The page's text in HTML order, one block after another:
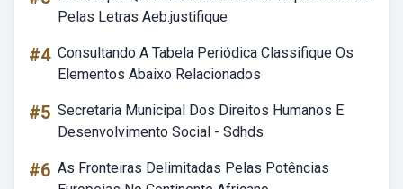
Pelas Letras Aeb.justifique
#4 Consultando A Tabela Periódica Classifique Os
Elementos Abaixo Relacionados
#5 Secretaria Municipal Dos Direitos Humanos E
Desenvolvimento Social - Sdhds
#6 As Fronteiras Delimitadas Pelas Potências